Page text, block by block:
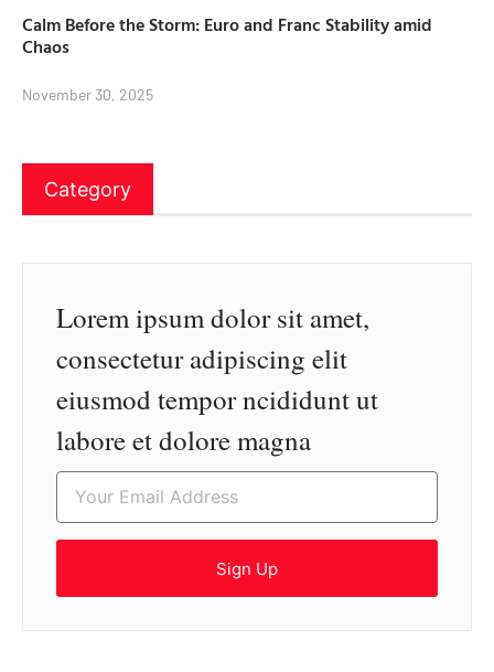
Calm Before the Storm: Euro and Franc Stability amid
Chaos
November 30, 2025
Category
Lorem ipsum dolor sit amet,
consectetur adipiscing elit
eiusmod tempor ncididunt ut
labore et dolore magna
Sign Up